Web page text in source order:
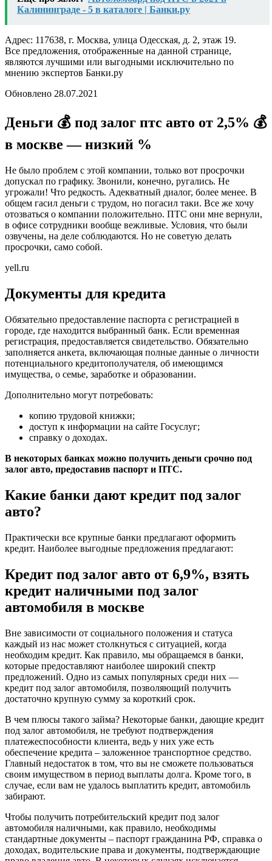
Калининграде - 5 в каталоге | Банки.ру
Адрес: 117638, г. Москва, улица Одесская, д. 2, этаж 19.
Все предложения, отображенные на данной странице,
являются лучшими или выгодными исключительно по
мнению экспертов Банки.ру
Обновлено 28.07.2021
Деньги 💰 под залог птс авто от 2,5% 💰
в москве — низкий %
Не было проблем с этой компании, только вот просрочки
допускал по графику. Звонили, конечно, ругались. Не
угрожали! Что редкость. Адекватный диалог, более менее. В
общем гасил деньги с трудом, но погасил таки. Все же хочу
отозваться о компании положительно. ПТС они мне вернули,
в офисе сотрудники вообще вежливые. Условия, что были
озвучены, на деле соблюдаются. Но не советую делать
просрочки, само собой.
yell.ru
Документы для кредита
Обязательно предоставление паспорта с регистрацией в
городе, где находится выбранный банк. Если временная
регистрация, предоставляется свидетельство. Обязательно
заполняется анкета, включающая полные данные о личности
потенциального кредитополучателя, об имеющимся
имущества, о семье, заработке и образовании.
Дополнительно могут потребовать:
копию трудовой книжки;
доступ к информации на сайте Госуслуг;
справку о доходах.
В некоторых банках можно получить деньги срочно под
залог авто, предоставив паспорт и ПТС.
Какие банки дают кредит под залог
авто?
Практически все крупные банки предлагают оформить
кредит. Наиболее выгодные предложения предлагают:
Кредит под залог авто от 6,9%, взять
кредит наличными под залог
автомобиля в москве
Вне зависимости от социального положения и статуса
каждый из нас может столкнуться с ситуацией, когда
необходим кредит. Как правило, мы обращаемся в банки,
которые предоставляют наиболее широкий спектр
предложений. Одно из самых популярных среди них —
кредит под залог автомобиля, позволяющий получить
достаточно крупную сумму за короткий срок.
В чем плюсы такого займа? Некоторые банки, дающие кредит
под залог автомобиля, не требуют подтверждения
платежеспособности клиента, ведь у них уже есть
обеспечение кредита – заложенное транспортное средство.
Главный недостаток в том, что вы не сможете пользоваться
своим имуществом в период выплаты долга. Кроме того, в
случае, если вам не удалось выплатить кредит, автомобиль
забирают.
Чтобы получить потребительский кредит под залог
автомобиля наличными, как правило, необходимы
стандартные документы – паспорт гражданина РФ, справка о
доходах, водительские права и документы, подтверждающие